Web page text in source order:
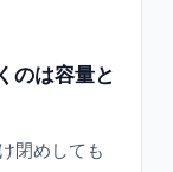
のは容量と
閉めしても